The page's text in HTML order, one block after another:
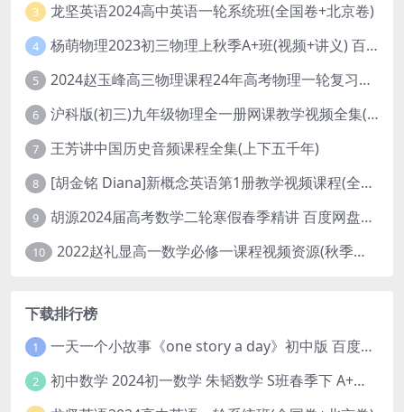
3 龙坚英语2024高中英语一轮系统班(全国卷+北京卷)
4 杨萌物理2023初三物理上秋季A+班(视频+讲义) 百度网盘分享
5 2024赵玉峰高三物理课程24年高考物理一轮复习网课教程
6 沪科版(初三)九年级物理全一册网课教学视频全集(录播版 杜春雨 66讲)
7 王芳讲中国历史音频课程全集(上下五千年)
8 [胡金铭 Diana]新概念英语第1册教学视频课程(全集 百度网盘下载)
9 胡源2024届高考数学二轮寒假春季精讲 百度网盘分享
10 2022赵礼显高一数学必修一课程视频资源(秋季班 含讲义)百度网盘云
下载排行榜
1 一天一个小故事《one story a day》初中版 百度网盘分享下载
2 初中数学 2024初一数学 朱韬数学 S班春季下 A+班春季下 百度云网盘